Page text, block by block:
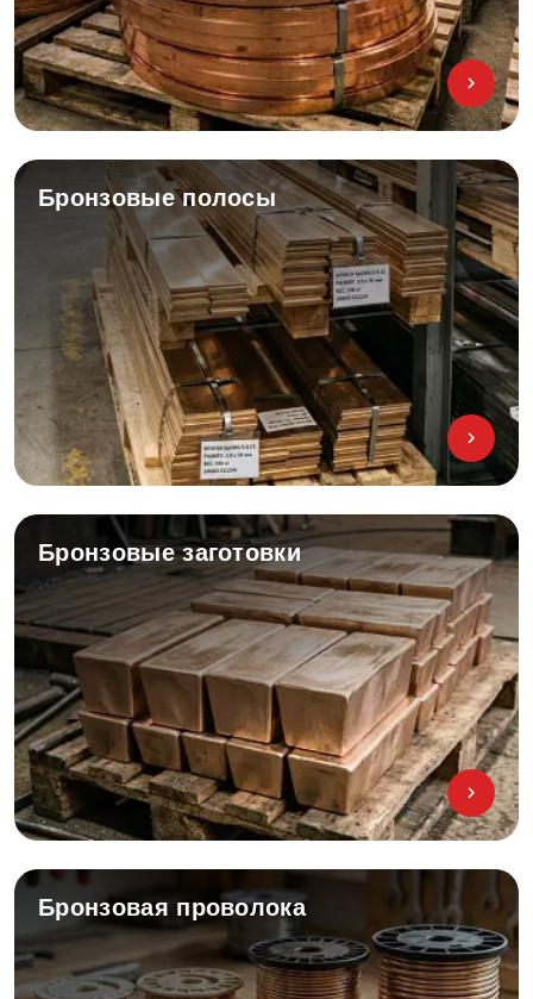
Бронзовые полосы
Бронзовые заготовки
Бронзовая проволока